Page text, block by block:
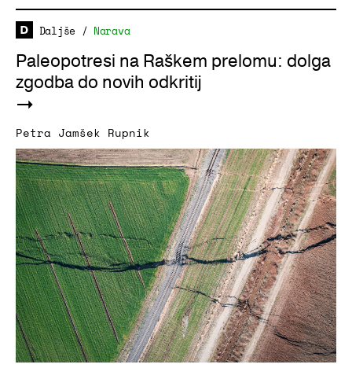
Daljše / Narava
Paleopotresi na Raškem prelomu: dolga
zgodba do novih odkritij
Petra Jamšek Rupnik